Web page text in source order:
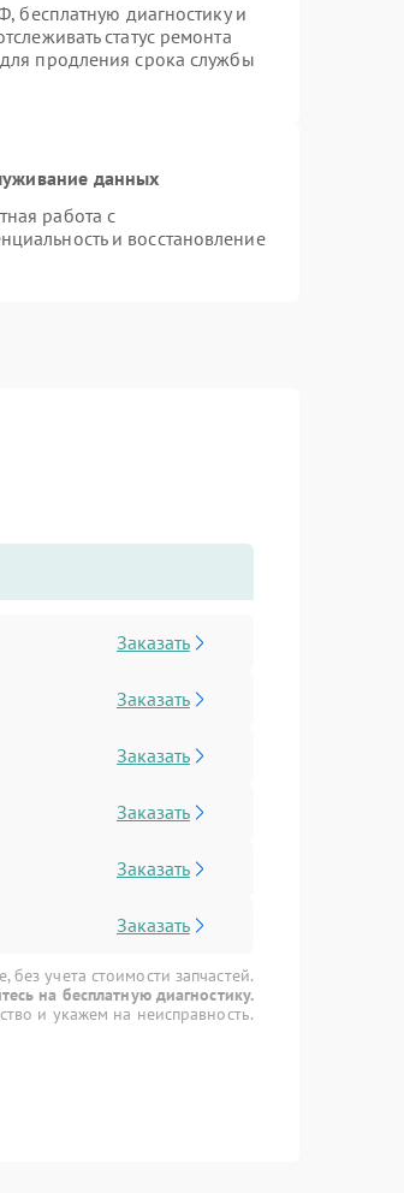
бесплатную диагностику и
статус ремонта
продления срока службы
данных
работа с
и восстановление
Заказать
Заказать
Заказать
Заказать
Заказать
Заказать
учета стоимости запчастей.
на бесплатную диагностику.
и укажем на неисправность.